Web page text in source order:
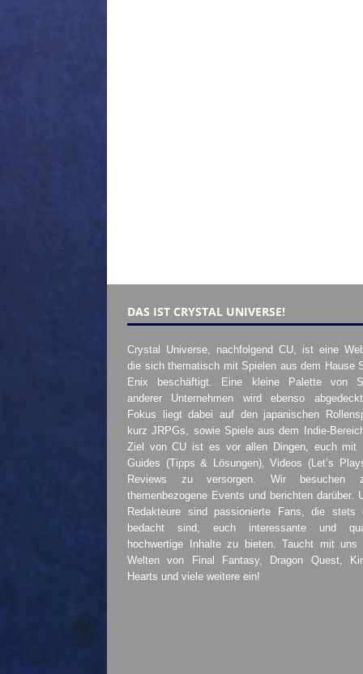
DAS IST CRYSTAL UNIVERSE!
Crystal Universe, nachfolgend CU, ist eine
die sich thematisch mit Spielen aus dem Hause
Enix beschäftigt. Eine kleine Palette von
anderer Unternehmen wird ebenso
Fokus liegt dabei auf den japanischen
kurz JRPGs, sowie Spiele aus dem Indie-
Ziel von CU ist es vor allen Dingen, euch mit
Guides (Tipps & Lösungen), Videos (Let’s
Reviews zu versorgen. Wir besuchen
themenbezogene Events und berichten darüber.
Redakteure sind passionierte Fans, die stets
bedacht sind, euch interessante und
hochwertige Inhalte zu bieten. Taucht mit
Welten von Final Fantasy, Dragon Quest,
Hearts und viele weitere ein!